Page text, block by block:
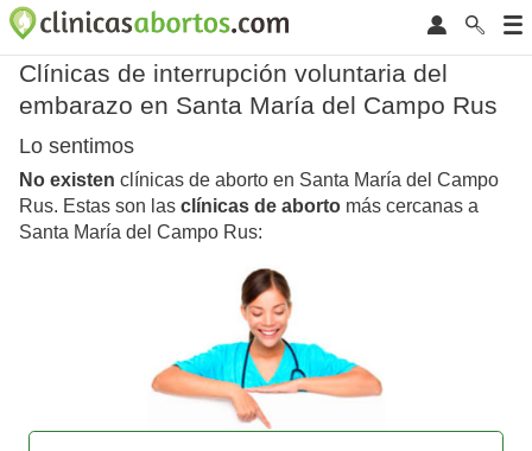
Clínicas de interrupción voluntaria del
embarazo en Santa María del Campo Rus
Lo sentimos
No existen clínicas de aborto en Santa María del Campo
Rus. Estas son las clínicas de aborto más cercanas a
Santa María del Campo Rus: